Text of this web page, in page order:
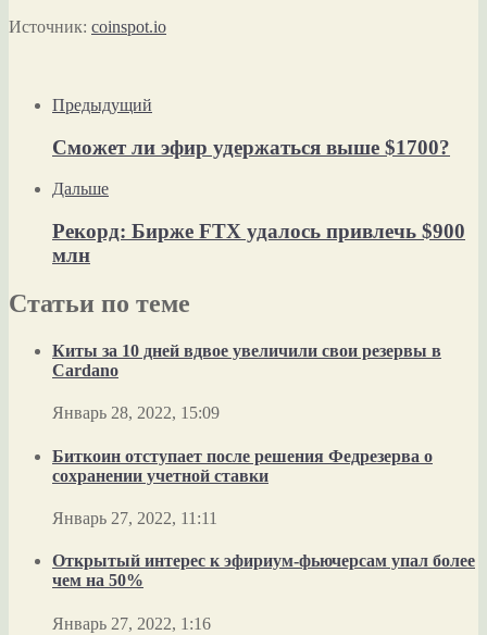
Источник: coinspot.io
Предыдущий
Сможет ли эфир удержаться выше $1700?
Дальше
Рекорд: Бирже FTX удалось привлечь $900
млн
Статьи по теме
Киты за 10 дней вдвое увеличили свои резервы в
Cardano
Январь 28, 2022, 15:09
Биткоин отступает после решения Федрезерва о
сохранении учетной ставки
Январь 27, 2022, 11:11
Открытый интерес к эфириум-фьючерсам упал более
чем на 50%
Январь 27, 2022, 1:16